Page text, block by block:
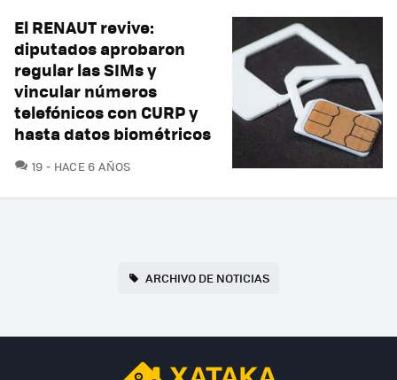
El RENAUT revive:
diputados aprobaron
regular las SIMs y
vincular números
telefónicos con CURP y
hasta datos biométricos
19 COMENTARIOS
HACE 6 AÑOS
ARCHIVO DE NOTICIAS